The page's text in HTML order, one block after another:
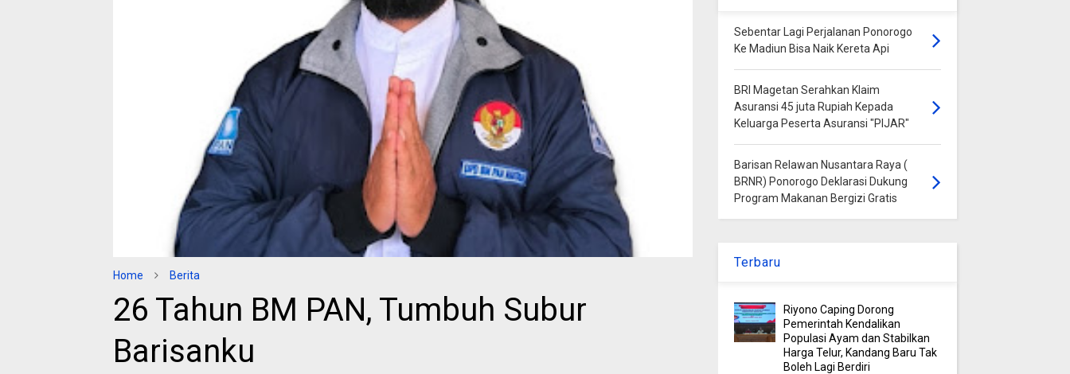
Home Berita
26 Tahun BM PAN, Tumbuh Subur
Barisanku
Sebentar Lagi Perjalanan Ponorogo
Ke Madiun Bisa Naik Kereta Api
BRI Magetan Serahkan Klaim
Asuransi 45 juta Rupiah Kepada
Keluarga Peserta Asuransi "PIJAR"
Barisan Relawan Nusantara Raya (
BRNR) Ponorogo Deklarasi Dukung
Program Makanan Bergizi Gratis
Terbaru
Riyono Caping Dorong
Pemerintah Kendalikan
Populasi Ayam dan Stabilkan
Harga Telur, Kandang Baru Tak
Boleh Lagi Berdiri